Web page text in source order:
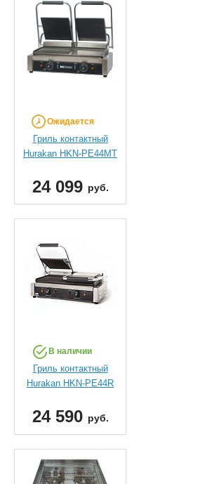
Ожидается
Гриль контактный
Hurakan HKN-PE44MT
24 099 руб.
В наличии
Гриль контактный
Hurakan HKN-PE44R
24 590 руб.